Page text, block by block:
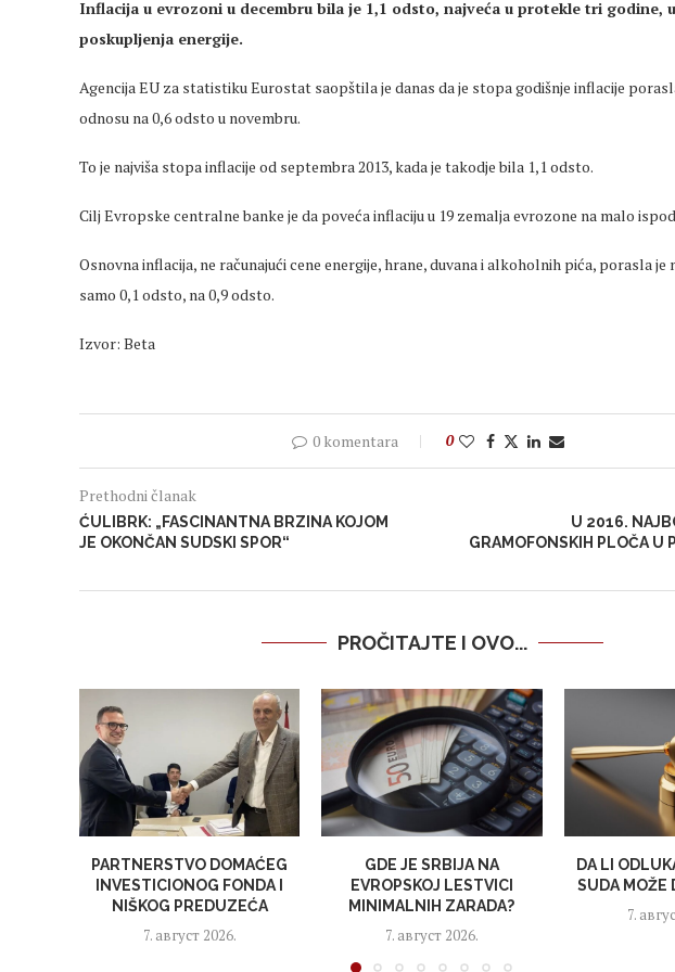
Inflacija u evrozoni u decembru bila je 1,1 odsto, najveća u protekle tri godine,
poskupljenja energije.
Agencija EU za statistiku Eurostat saopštila je danas da je stopa godišnje inflacije
odnosu na 0,6 odsto u novembru.
To je najviša stopa inflacije od septembra 2013, kada je takodje bila 1,1 odsto.
Cilj Evropske centralne banke je da poveća inflaciju u 19 zemalja evrozone na malo
Osnovna inflacija, ne računajući cene energije, hrane, duvana i alkoholnih pića, porasla je
samo 0,1 odsto, na 0,9 odsto.
Izvor: Beta
0 komentara 0
Prethodni članak
ĆULIBRK: „FASCINANTNA BRZINA KOJOM
JE OKONČAN SUDSKI SPOR“
U 2016.
GRAMOFONSKIH PLOČA U
PROČITAJTE I OVO...
PARTNERSTVO DOMAĆEG
INVESTICIONOG FONDA I
NIŠKOG PREDUZEĆA
7. август 2026.
GDE JE SRBIJA NA
EVROPSKOJ LESTVICI
MINIMALNIH ZARADA?
7. август 2026.
DA LI
SUDA MOŽE
7.